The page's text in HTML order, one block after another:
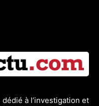
à l’investigation et